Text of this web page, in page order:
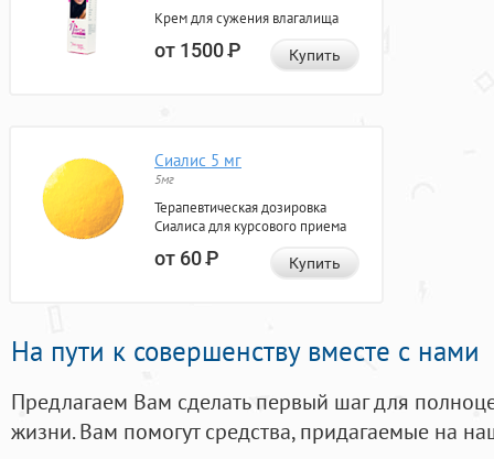
Крем для сужения влагалища
от 1500Р Купить
Сиалис 5 мг
5мг
Терапевтическая дозировка
Сиалиса для курсового приема
от 60Р Купить
На пути к совершенству вместе с нами
Предлагаем Вам сделать первый шаг для
жизни. Вам помогут средства, придагаемые на